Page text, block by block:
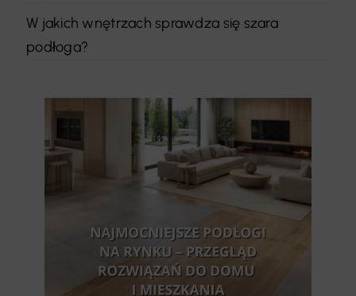
W jakich wnętrzach sprawdza się szara
podłoga?